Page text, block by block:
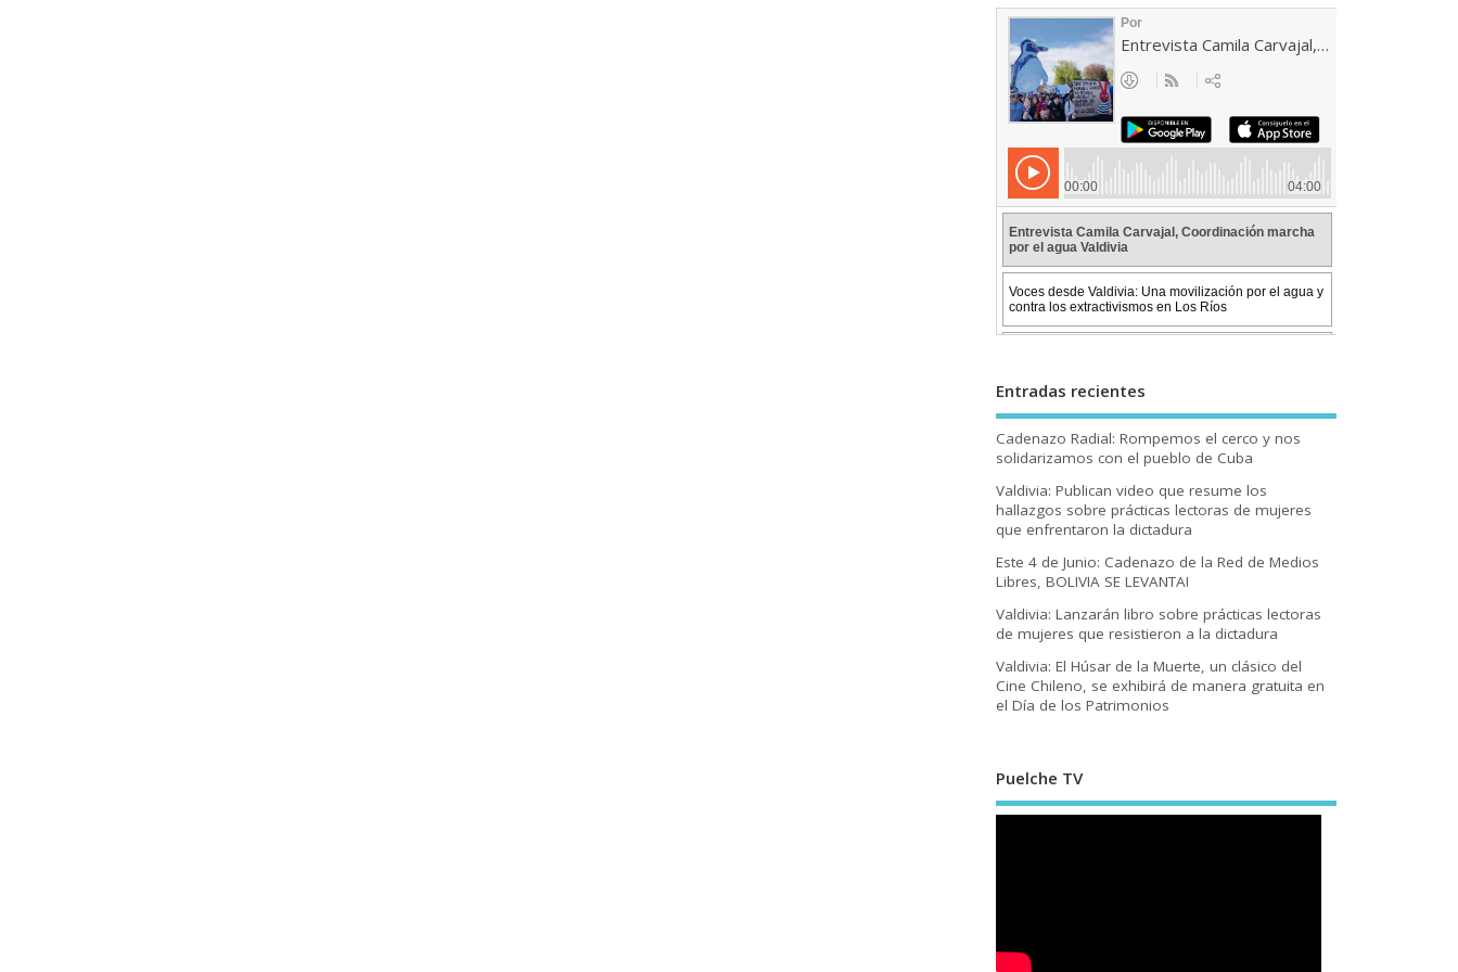
Entradas recientes
Cadenazo Radial: Rompemos el cerco y nos
solidarizamos con el pueblo de Cuba
Valdivia: Publican video que resume los
hallazgos sobre prácticas lectoras de mujeres
que enfrentaron la dictadura
Este 4 de Junio: Cadenazo de la Red de Medios
Libres, BOLIVIA SE LEVANTA!
Valdivia: Lanzarán libro sobre prácticas lectoras
de mujeres que resistieron a la dictadura
Valdivia: El Húsar de la Muerte, un clásico del
Cine Chileno, se exhibirá de manera gratuita en
el Día de los Patrimonios
Puelche TV